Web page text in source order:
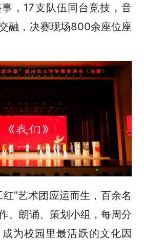
，17支队伍同台竞技，音
融，决赛现场800余座位座
红”艺术团应运而生，百余名
、朗诵、策划小组，每周分
为校园里最活跃的文化因